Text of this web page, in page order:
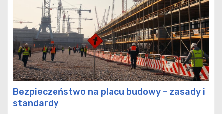
Bezpieczeństwo na placu budowy – zasady i
standardy